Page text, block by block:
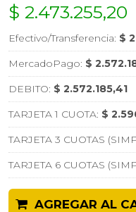
$ 2.473.255,20
Efectivo/Transferencia: $
MercadoPago: $
DEBITO: $ 2.572.185,41
TARJETA 1 CUOTA: $
TARJETA 3 CUOTAS
TARJETA 6 CUOTAS
AGREGAR AL